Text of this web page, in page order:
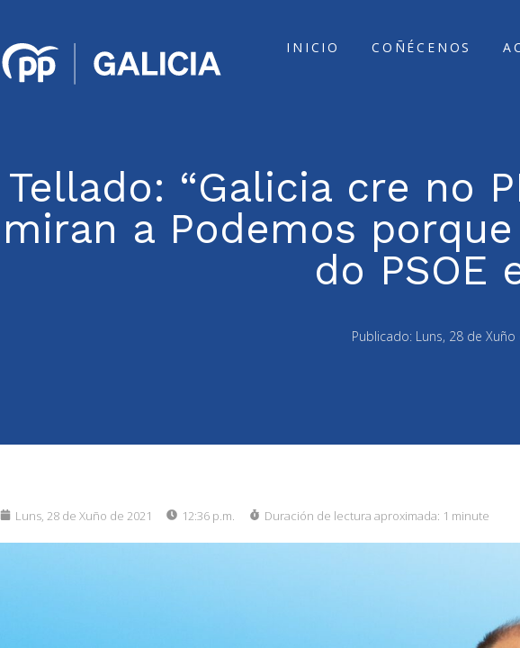
INICIO COÑÉCENOS
Tellado: “Galicia cre no
miran a Podemos
do PSOE
Publicado: Luns, 28 de Xuño
Luns, 28 de Xuño de 2021 12:36 p.m. Duración de lectura aproximada: 1 minute